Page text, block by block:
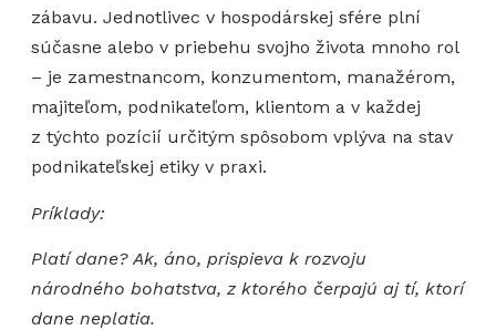
zábavu. Jednotlivec v hospodárskej sfére plní
súčasne alebo v priebehu svojho života mnoho rol
– je zamestnancom, konzumentom, manažérom,
majiteľom, podnikateľom, klientom a v každej
z týchto pozícií určitým spôsobom vplýva na stav
podnikateľskej etiky v praxi.
Príklady:
Platí dane? Ak, áno, prispieva k rozvoju
národného bohatstva, z ktorého čerpajú aj tí, ktorí
dane neplatia.